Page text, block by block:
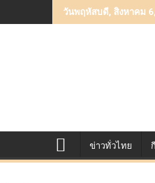
to
วันพฤหัสบดี, สิงหาคม
ข่าวทั่วไทย